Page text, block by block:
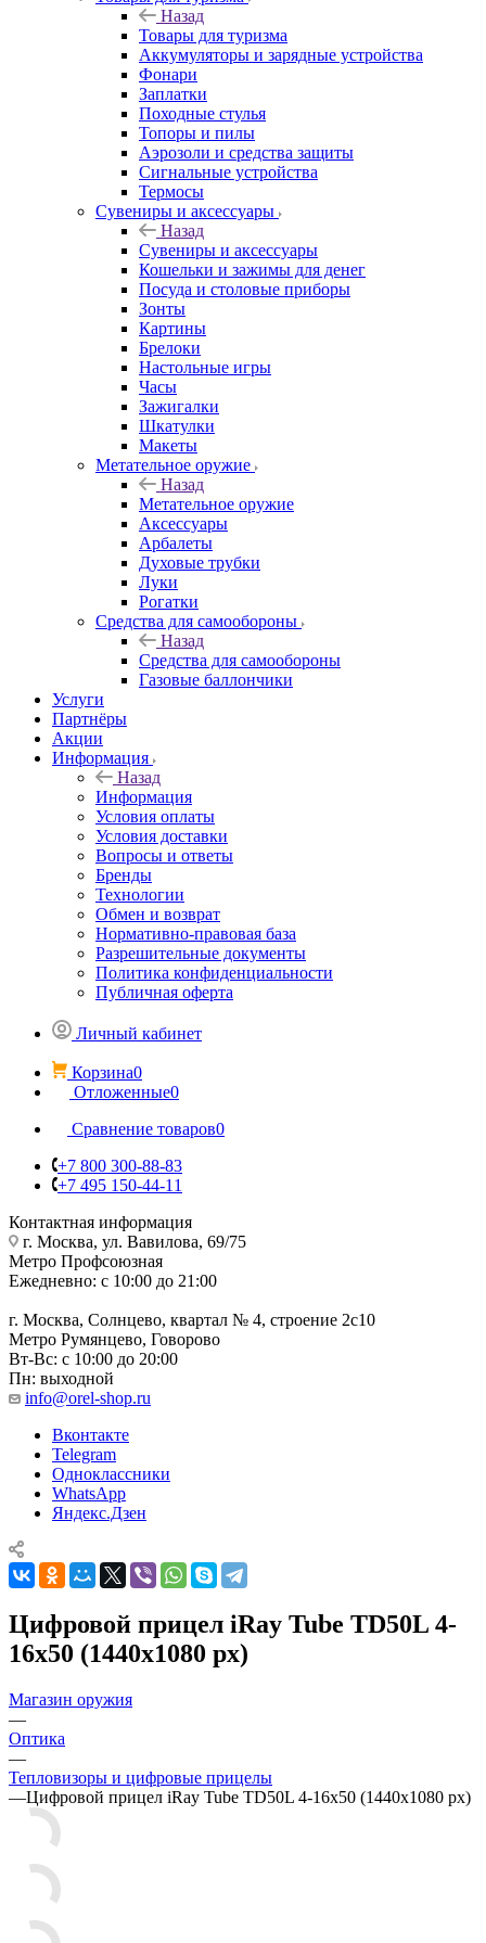
Назад
Товары для туризма
Аккумуляторы и зарядные устройства
Фонари
Заплатки
Походные стулья
Топоры и пилы
Аэрозоли и средства защиты
Сигнальные устройства
Термосы
Сувениры и аксессуары
Назад
Сувениры и аксессуары
Кошельки и зажимы для денег
Посуда и столовые приборы
Зонты
Картины
Брелоки
Настольные игры
Часы
Зажигалки
Шкатулки
Макеты
Метательное оружие
Назад
Метательное оружие
Аксессуары
Арбалеты
Духовые трубки
Луки
Рогатки
Средства для самообороны
Назад
Средства для самообороны
Газовые баллончики
Услуги
Партнёры
Акции
Информация
Назад
Информация
Условия оплаты
Условия доставки
Вопросы и ответы
Бренды
Технологии
Обмен и возврат
Нормативно-правовая база
Разрешительные документы
Политика конфиденциальности
Публичная оферта
Личный кабинет
Корзина0
Отложенные0
Сравнение товаров0
+7 800 300-88-83
+7 495 150-44-11
Контактная информация
г. Москва, ул. Вавилова, 69/75
Метро Профсоюзная
Ежедневно: с 10:00 до 21:00
г. Москва, Солнцево, квартал № 4, строение 2с10
Метро Румянцево, Говорово
Вт-Вс: с 10:00 до 20:00
Пн: выходной
info@orel-shop.ru
Вконтакте
Telegram
Одноклассники
WhatsApp
Яндекс.Дзен
Цифровой прицел iRay Tube TD50L 4-
16х50 (1440х1080 px)
Магазин оружия
—
Оптика
—
Тепловизоры и цифровые прицелы
—Цифровой прицел iRay Tube TD50L 4-16х50 (1440х1080 px)